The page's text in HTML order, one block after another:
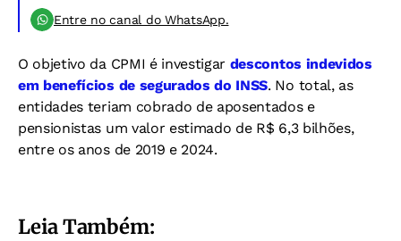
Entre no canal do WhatsApp.
O objetivo da CPMI é investigar descontos indevidos
em benefícios de segurados do INSS. No total, as
entidades teriam cobrado de aposentados e
pensionistas um valor estimado de R$ 6,3 bilhões,
entre os anos de 2019 e 2024.
Leia Também: